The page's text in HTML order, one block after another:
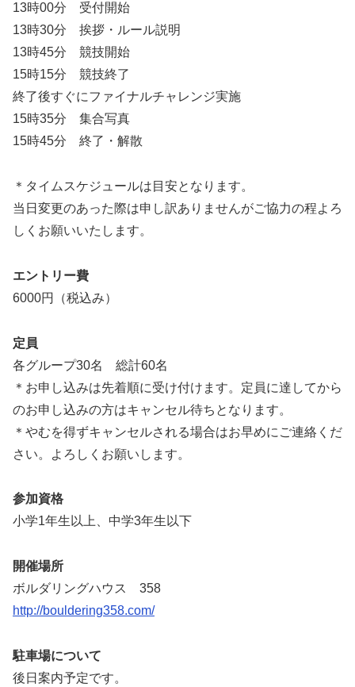
13時00分 受付開始
13時30分 挨拶・ルール説明
13時45分 競技開始
15時15分 競技終了
終了後すぐにファイナルチャレンジ実施
15時35分 集合写真
15時45分 終了・解散
＊タイムスケジュールは目安となります。
当日変更のあった際は申し訳ありませんがご協力の程よろ
しくお願いいたします。
エントリー費
6000円（税込み）
定員
各グループ30名 総計60名
＊お申し込みは先着順に受け付けます。定員に達してから
のお申し込みの方はキャンセル待ちとなります。
＊やむを得ずキャンセルされる場合はお早めにご連絡くだ
さい。よろしくお願いします。
参加資格
小学1年生以上、中学3年生以下
開催場所
ボルダリングハウス 358
http://bouldering358.com/
駐車場について
後日案内予定です。